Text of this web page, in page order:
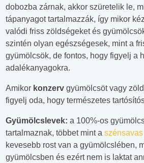
dobozba zárnak, akkor szüretelik le,
tápanyagot tartalmazzák, így mikor
valódi friss zöldségeket és
szintén olyan egészségesek, mint a
gyümölcsök, de fontos, hogy figyelj a
adalékanyagokra.
Amikor konzerv gyümölcsöt vagy
figyelj oda, hogy természetes
Gyümölcslevek: a 100%-os
tartalmaznak, többet mint a
kevesebb rost van a gyümölcslében,
gyümölcsben és ezért nem is laktat